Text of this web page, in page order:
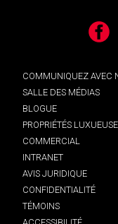
COMMUNIQUEZ AVEC
SALLE DES MÉDIAS
BLOGUE
PROPRIÉTÉS
COMMERCIAL
INTRANET
AVIS JURIDIQUE
CONFIDENTIALITÉ
TÉMOINS